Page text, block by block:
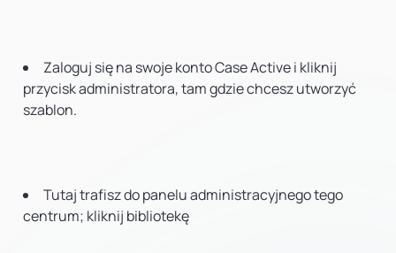
Zaloguj się na swoje konto Case Active i kliknij
przycisk administratora, tam gdzie chcesz utworzyć
szablon.
Tutaj trafisz do panelu administracyjnego tego
centrum; kliknij bibliotekę